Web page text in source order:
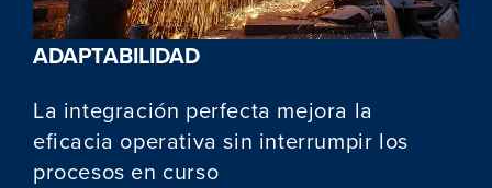
ADAPTABILIDAD
La integración perfecta mejora la
eficacia operativa sin interrumpir los
procesos en curso